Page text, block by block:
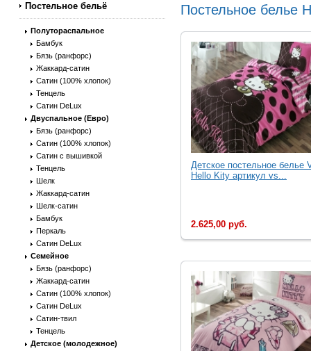
Постельное бельё
Полутораспальное
Бамбук
Бязь (ранфорс)
Жаккард-сатин
Сатин (100% хлопок)
Тенцель
Сатин DeLux
Двуспальное (Евро)
Бязь (ранфорс)
Сатин (100% хлопок)
Сатин с вышивкой
Тенцель
Шелк
Жаккард-сатин
Шелк-сатин
Бамбук
Перкаль
Сатин DeLux
Семейное
Бязь (ранфорс)
Жаккард-сатин
Сатин (100% хлопок)
Сатин DeLux
Сатин-твил
Тенцель
Детское (молодежное)
Постельное белье
Детское постельное белье
Hello Kity артикул vs...
2.625,00 руб.